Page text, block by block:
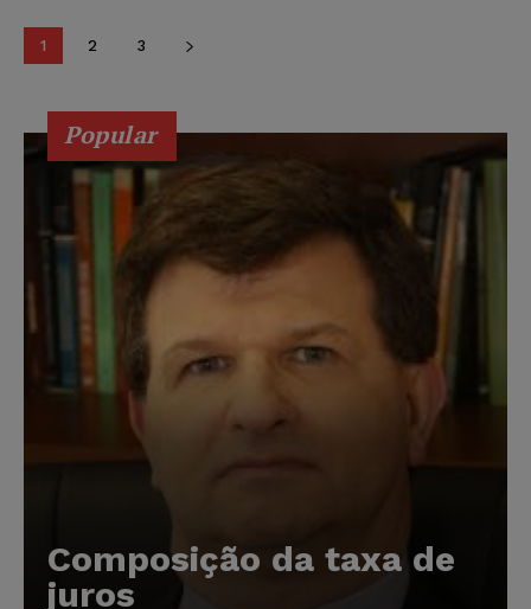
1 2 3
Popular
Composição da taxa de
juros